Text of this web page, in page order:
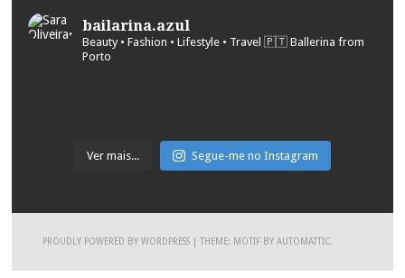
bailarina.azul
Beauty • Fashion • Lifestyle • Travel 🇵🇹 Ballerina from
Porto
Ver mais... Segue-me no Instagram
PROUDLY POWERED BY WORDPRESS |THEME: MOTIF BYAUTOMATTIC.